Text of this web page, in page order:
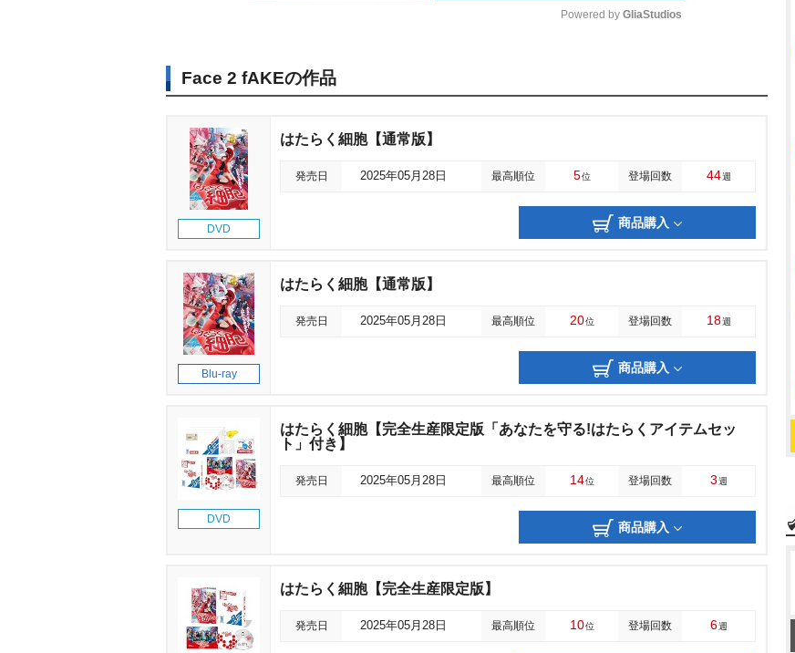
u
Powered by GliaStudios
Face 2 fAKEの作品
DVD
はたらく細胞【通常版】
発売日 2025年05月28日 最高順位 5位 登場回数 44週
商品購入
Blu-ray
はたらく細胞【通常版】
発売日 2025年05月28日 最高順位 20位 登場回数 18週
商品購入
DVD
はたらく細胞【完全生産限定版「あなたを守る!はたらくアイテムセッ
ト」付き】
発売日 2025年05月28日 最高順位 14位 登場回数 3週
商品購入
はたらく細胞【完全生産限定版】
発売日 2025年05月28日 最高順位 10位 登場回数 6週